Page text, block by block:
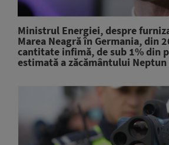
Ministrul Energiei, despre
Marea Neagră în Germania, din
cantitate infimă, de sub 1% din
estimată a zăcământului Neptun